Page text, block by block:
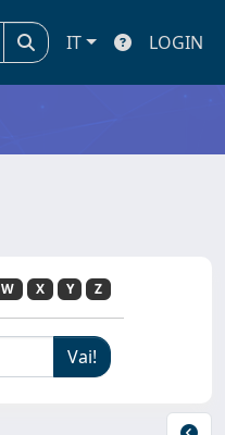
IT LOGIN
W X Y Z